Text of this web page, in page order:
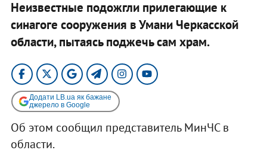
Неизвестные подожгли прилегающие к
синагоге сооружения в Умани Черкасской
области, пытаясь поджечь сам храм.
Додати LB.ua як бажане
джерело в Google
Об этом сообщил представитель МинЧС в
области.